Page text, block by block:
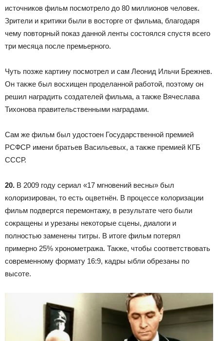
источников фильм посмотрело до 80 миллионов человек.
Зрители и критики были в восторге от фильма, благодаря
чему повторный показ данной ленты состоялся спустя всего
три месяца после премьерного.
Чуть позже картину посмотрел и сам Леонид Ильчи Брежнев.
Он также был восхищен проделанной работой, поэтому он
решил наградить создателей фильма, а также Вячеслава
Тихонова правительственными наградами.
Сам же фильм был удостоен Государственной премией
РСФСР имени братьев Васильевых, а также премией КГБ
СССР.
20. В 2009 году сериал «17 мгновений весны» был
колоризирован, то есть оцветнён. В процессе колоризации
фильм подвергся перемонтажу, в результате чего были
сокращены и урезаны некоторые сцены, диалоги и
полностью заменены титры. В итоге фильм потерял
примерно 25% хронометража. Также, чтобы соответствовать
современному формату 16:9, кадры ыбли обрезаны по
высоте.